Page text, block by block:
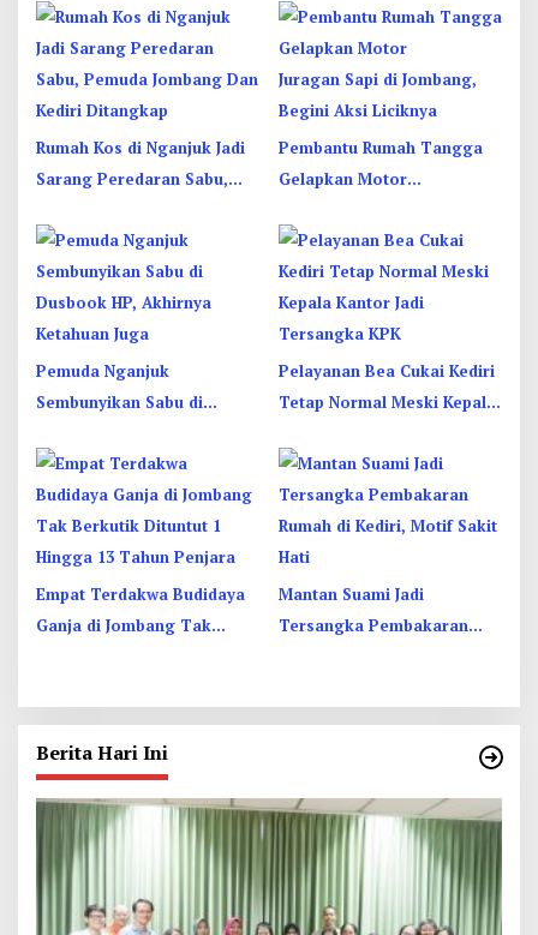
Rumah Kos di Nganjuk Jadi
Sarang Peredaran Sabu,
Kediri Ditangkap
Pembantu Rumah Tangga
Gelapkan Motor
Begini Aksi Liciknya
Pemuda Nganjuk
Sembunyikan Sabu di
Ketahuan Juga
Pelayanan Bea Cukai Kediri
Tetap Normal Meski Kepala
Empat Terdakwa Budidaya
Ganja di Jombang Tak
Mantan Suami Jadi
Tersangka Pembakaran
Berita Hari Ini